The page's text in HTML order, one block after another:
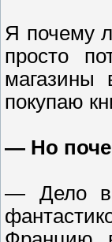
Я почему
просто
магазины
покупаю
— Но
— Дело в